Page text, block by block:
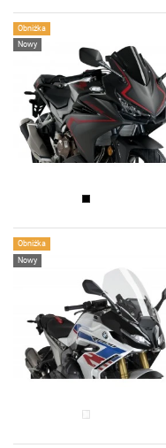
Czarny (N)
Obniżka
Nowy
Przezroczysty (W)
Obniżka
Nowy